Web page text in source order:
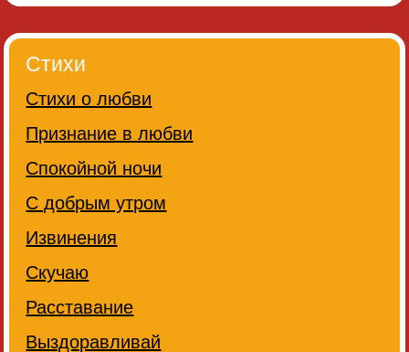
Стихи
Стихи о любви
Признание в любви
Спокойной ночи
С добрым утром
Извинения
Скучаю
Расставание
Выздоравливай